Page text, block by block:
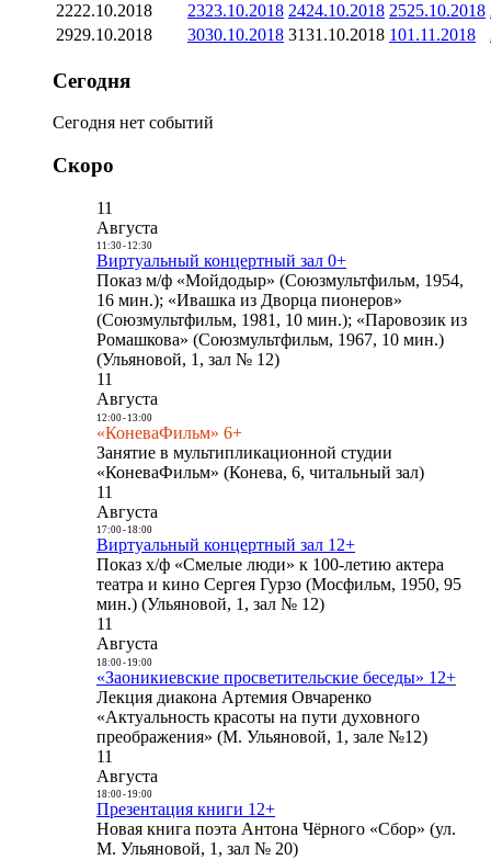
2222.10.2018 2323.10.2018 2424.10.2018 2525.10.2018
2929.10.2018 3030.10.2018 3131.10.2018 101.11.2018
Сегодня
Сегодня нет событий
Скоро
11
Августа
11:30- 12:30
Виртуальный концертный зал 0+
Показ м/ф «Мойдодыр» (Союзмультфильм, 1954,
16 мин.); «Ивашка из Дворца пионеров»
(Союзмультфильм, 1981, 10 мин.); «Паровозик из
Ромашкова» (Союзмультфильм, 1967, 10 мин.)
(Ульяновой, 1, зал № 12)
11
Августа
12:00- 13:00
«КоневаФильм» 6+
Занятие в мультипликационной студии
«КоневаФильм» (Конева, 6, читальный зал)
11
Августа
17:00- 18:00
Виртуальный концертный зал 12+
Показ х/ф «Смелые люди» к 100-летию актера
театра и кино Сергея Гурзо (Мосфильм, 1950, 95
мин.) (Ульяновой, 1, зал № 12)
11
Августа
18:00- 19:00
«Заоникиевские просветительские беседы» 12+
Лекция диакона Артемия Овчаренко
«Актуальность красоты на пути духовного
преображения» (М. Ульяновой, 1, зале №12)
11
Августа
18:00- 19:00
Презентация книги 12+
Новая книга поэта Антона Чёрного «Сбор» (ул.
М. Ульяновой, 1, зал № 20)